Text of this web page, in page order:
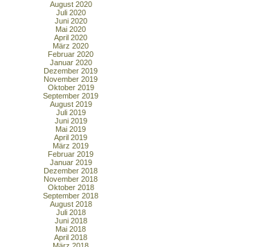
August 2020
Juli 2020
Juni 2020
Mai 2020
April 2020
März 2020
Februar 2020
Januar 2020
Dezember 2019
November 2019
Oktober 2019
September 2019
August 2019
Juli 2019
Juni 2019
Mai 2019
April 2019
März 2019
Februar 2019
Januar 2019
Dezember 2018
November 2018
Oktober 2018
September 2018
August 2018
Juli 2018
Juni 2018
Mai 2018
April 2018